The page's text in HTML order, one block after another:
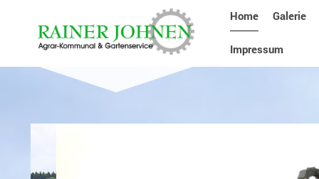
Home Galerie
Impressum